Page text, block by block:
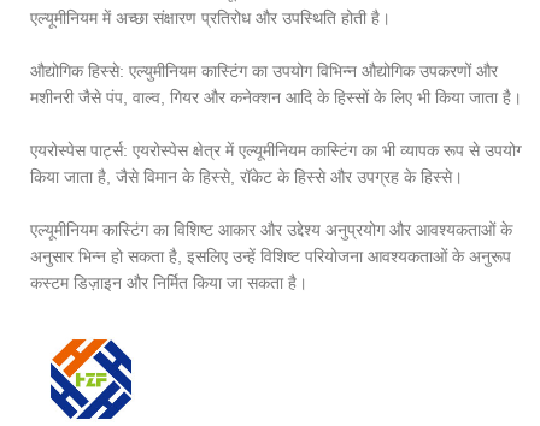
एल्यूमीनियम में अच्छा संक्षारण प्रतिरोध और उपस्थिति होती है।
औद्योगिक हिस्से: एल्युमीनियम कास्टिंग का उपयोग विभिन्न औद्योगिक उपकरणों और
मशीनरी जैसे पंप, वाल्व, गियर और कनेक्शन आदि के हिस्सों के लिए भी किया जाता है।
एयरोस्पेस पार्ट्स: एयरोस्पेस क्षेत्र में एल्यूमीनियम कास्टिंग का भी व्यापक रूप से उपयोग
किया जाता है, जैसे विमान के हिस्से, रॉकेट के हिस्से और उपग्रह के हिस्से।
एल्यूमीनियम कास्टिंग का विशिष्ट आकार और उद्देश्य अनुप्रयोग और आवश्यकताओं के
अनुसार भिन्न हो सकता है, इसलिए उन्हें विशिष्ट परियोजना आवश्यकताओं के अनुरूप
कस्टम डिज़ाइन और निर्मित किया जा सकता है।